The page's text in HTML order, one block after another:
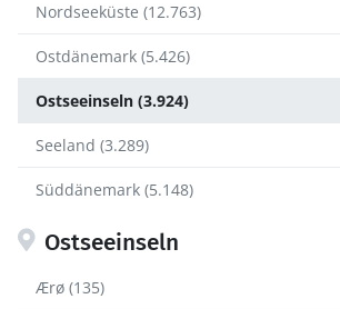
Nordseeküste (12.763)
Ostdänemark (5.426)
Ostseeinseln (3.924)
Seeland (3.289)
Süddänemark (5.148)
Ostseeinseln
Ærø (135)